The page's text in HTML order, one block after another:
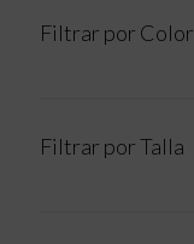
Filtrar por Color
Filtrar por Talla